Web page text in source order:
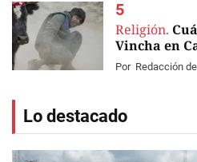
Religión.
Vincha en
Por Redacción
Lo destacado